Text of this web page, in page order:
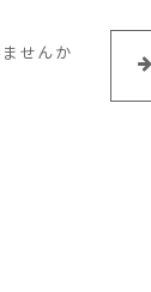
せんか